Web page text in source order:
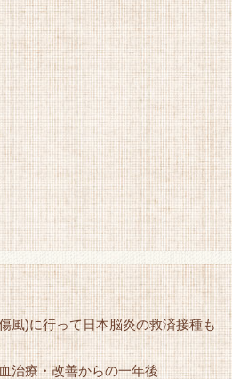
風)に行って日本脳炎の救済接種も
治療・改善からの一年後